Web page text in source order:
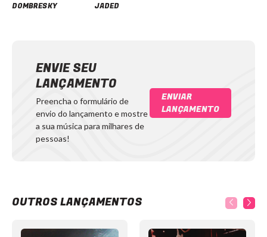
DOMBRESKY JADED
ENVIE SEU
LANÇAMENTO
Preencha o formulário de
envio do lançamento e mostre
a sua música para milhares de
pessoas!
ENVIAR
LANÇAMENTO
OUTROS LANÇAMENTOS